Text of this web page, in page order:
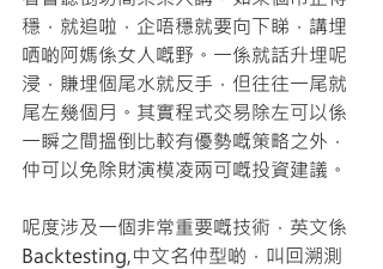
穩，就追啦，企唔穩就要向下睇，講埋
哂啲阿媽係女人嘅野。一係就話升埋呢
浸，賺埋個尾水就反手，但往往一尾就
尾左幾個月。其實程式交易除左可以係
一瞬之間搵倒比較有優勢嘅策略之外，
仲可以免除財演模凌兩可嘅投資建議。
呢度涉及一個非常重要嘅技術，英文係
Backtesting,中文名仲型啲，叫回溯測